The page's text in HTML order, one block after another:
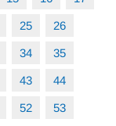
邊，
輕鬆入手紀
邊特約店家專
，幸運之神可
25 26
34 35
43 44
52 53